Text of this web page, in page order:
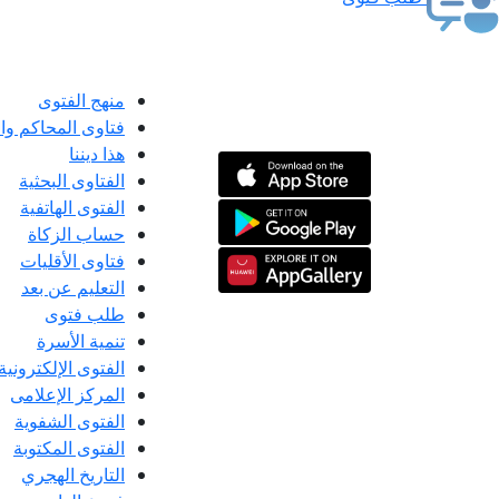
منهج الفتوى
فتاوى المحاكم
هذا ديننا
الفتاوى البحثية
الفتوى الهاتفية
حساب الزكاة
فتاوى الأقليات
التعليم عن بعد
طلب فتوى
تنمية الأسرة
الفتوى الإلكترونية
المركز الإعلامى
الفتوى الشفوية
الفتوى المكتوبة
التاريخ الهجري